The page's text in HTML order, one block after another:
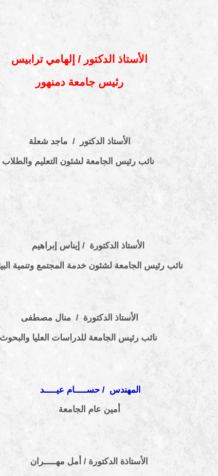
الأستاذ الدكتور / إلهامي ترابيس
رئيس جامعة دمنهور
الأستاذ الدكتور / ماجد شعلة
نائب رئيس الجامعة لشئون التعليم والطلاب
الأستاذ الدكتورة / إيناس إبراهيم
نائب رئيس الجامعة لشئون خدمة المجتمع وتنمية البيئة
الأستاذ الدكتورة / منال مصطفى
نائب رئيس الجامعة للدراسات العليا والبحوث
المهندس / حســـــام عيـــــد
أمين عام الجامعة
الأستاذة الدكتورة /أمل مهـــــران